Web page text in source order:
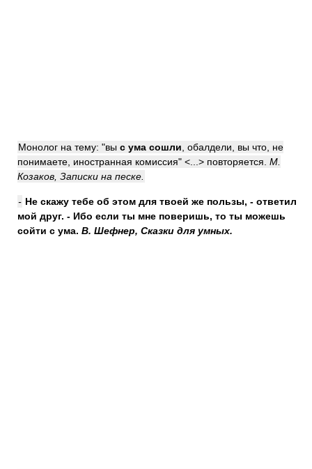
Монолог на тему: "вы с ума сошли , обалдели, вы что, не
понимаете, иностранная комиссия" <...> повторяется. М.
Козаков, Записки на песке.
- Не скажу тебе об этом для твоей же пользы, - ответил
мой друг. - Ибо если ты мне поверишь, то ты можешь
сойти с ума. В. Шефнер, Сказки для умных.